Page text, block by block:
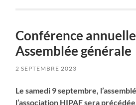
Conférence
Assemblée générale
2 SEPTEMBRE 2023
Le samedi 9 septembre,
l’association HIPAF sera